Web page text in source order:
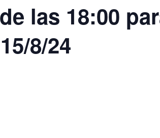
las 18:00
8/24